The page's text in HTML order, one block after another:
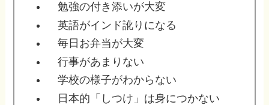
勉強の付き添いが大変
英語がインド訛りになる
毎日お弁当が大変
行事があまりない
学校の様子がわからない
日本的「しつけ」は身につかない